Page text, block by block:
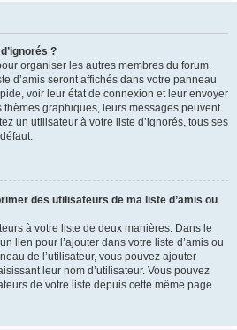
?
organiser les autres membres du forum.
d’amis seront affichés dans votre panneau
voir leur état de connexion et leur envoyer
graphiques, leurs messages peuvent
un utilisateur à votre liste d’ignorés, tous ses
des utilisateurs de ma liste d’amis ou
à votre liste de deux manières. Dans le
lien pour l’ajouter dans votre liste d’amis ou
de l’utilisateur, vous pouvez ajouter
leur nom d’utilisateur. Vous pouvez
de votre liste depuis cette même page.